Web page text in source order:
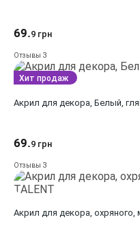
69.9 грн
Отзывы 3
Акрил для декора, Белый,
69.9 грн
Отзывы 3
Хит продаж
Акрил для декора, охряного,